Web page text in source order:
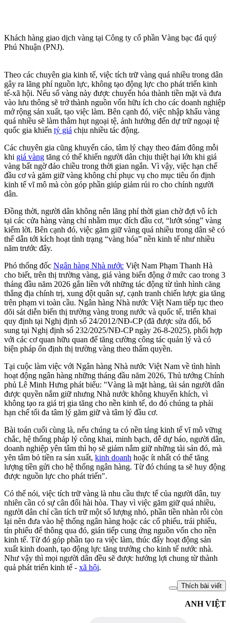
Khách hàng giao dịch vàng tại Công ty cổ phần Vàng bạc đá quý
Phú Nhuận (PNJ).
Theo các chuyên gia kinh tế, việc tích trữ vàng quá nhiều trong dân
gây ra lãng phí nguồn lực, không tạo động lực cho phát triển kinh
tế-xã hội. Nếu số vàng này được chuyển hóa thành tiền mặt và đưa
vào lưu thông sẽ trở thành nguồn vốn hữu ích cho các doanh nghiệp
mở rộng sản xuất, tạo việc làm. Bên cạnh đó, việc nhập khẩu vàng
quá nhiều sẽ làm thâm hụt ngoại tệ, ảnh hưởng đến dự trữ ngoại tệ
quốc gia khiến tỷ giá chịu nhiều tác động.
Các chuyên gia cũng khuyến cáo, tâm lý chạy theo đám đông mỗi
khi giá vàng tăng có thể khiến người dân chịu thiệt hại lớn khi giá
vàng bất ngờ đảo chiều trong thời gian ngắn. Vì vậy, việc hạn chế
đầu cơ và găm giữ vàng không chỉ phục vụ cho mục tiêu ổn định
kinh tế vĩ mô mà còn góp phần giúp giảm rủi ro cho chính người
dân.
Đồng thời, người dân không nên lãng phí thời gian chờ đợi vô ích
tại các cửa hàng vàng chỉ nhằm mục đích đầu cơ, “lướt sóng” vàng
kiếm lời. Bên cạnh đó, việc găm giữ vàng quá nhiều trong dân sẽ có
thể dẫn tới kích hoạt tình trạng “vàng hóa” nền kinh tế như nhiều
năm trước đây.
Phó thống đốc Ngân hàng Nhà nước Việt Nam Phạm Thanh Hà
cho biết, trên thị trường vàng, giá vàng biến động ở mức cao trong 3
tháng đầu năm 2026 gắn liền với những tác động từ tình hình căng
thẳng địa chính trị, xung đột quân sự, cạnh tranh chiến lược gia tăng
trên phạm vi toàn cầu. Ngân hàng Nhà nước Việt Nam tiếp tục theo
dõi sát diễn biến thị trường vàng trong nước và quốc tế, triển khai
quy định tại Nghị định số 24/2012/NĐ-CP (đã được sửa đổi, bổ
sung tại Nghị định số 232/2025/NĐ-CP ngày 26-8-2025), phối hợp
với các cơ quan hữu quan để tăng cường công tác quản lý và có
biện pháp ổn định thị trường vàng theo thẩm quyền.
Tại cuộc làm việc với Ngân hàng Nhà nước Việt Nam về tình hình
hoạt động ngân hàng những tháng đầu năm 2026, Thủ tướng Chính
phủ Lê Minh Hưng phát biểu: "Vàng là mặt hàng, tài sản người dân
được quyền nắm giữ nhưng Nhà nước không khuyến khích, vì
không tạo ra giá trị gia tăng cho nền kinh tế, do đó chúng ta phải
hạn chế tối đa tâm lý găm giữ và tâm lý đầu cơ.
Bài toán cuối cùng là, nếu chúng ta có nền tảng kinh tế vĩ mô vững
chắc, hệ thống pháp lý công khai, minh bạch, dễ dự báo, người dân,
doanh nghiệp yên tâm thì họ sẽ giảm nắm giữ những tài sản đó, mà
yên tâm bỏ tiền ra sản xuất, kinh doanh hoặc ít nhất có thể tăng
lượng tiền gửi cho hệ thống ngân hàng. Từ đó chúng ta sẽ huy động
được nguồn lực cho phát triển".
Có thể nói, việc tích trữ vàng là nhu cầu thực tế của người dân, tuy
nhiên cần có sự cân đối hài hòa. Thay vì việc găm giữ quá nhiều,
người dân chỉ cần tích trữ một số lượng nhỏ, phần tiền nhàn rỗi còn
lại nên đưa vào hệ thống ngân hàng hoặc các cổ phiếu, trái phiếu,
tín phiếu để thông qua đó, gián tiếp cung ứng nguồn vốn cho nền
kinh tế. Từ đó góp phần tạo ra việc làm, thúc đẩy hoạt động sản
xuất kinh doanh, tạo động lực tăng trưởng cho kinh tế nước nhà.
Như vậy thì mọi người dân đều sẽ được hưởng lợi chung từ thành
quả phát triển kinh tế - xã hội.
Thích bài viết
ANH VIỆT